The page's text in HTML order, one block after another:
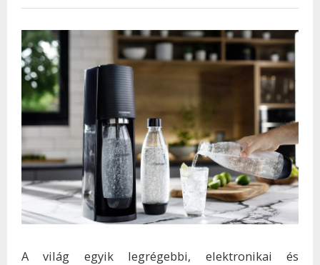
A világ egyik legrégebbi, elektronikai és